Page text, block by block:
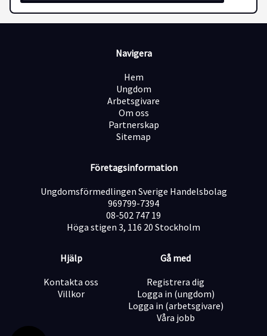
Navigera
Hem
Ungdom
Arbetsgivare
Om oss
Partnerskap
Sitemap
Företagsinformation
Ungdomsförmedlingen Sverige Handelsbolag
969799-7394
08-502 747 19
Höga stigen 3, 116 20 Stockholm
Hjälp
Kontakta oss
Villkor
Gå med
Registrera dig
Logga in (ungdom)
Logga in (arbetsgivare)
Våra jobb